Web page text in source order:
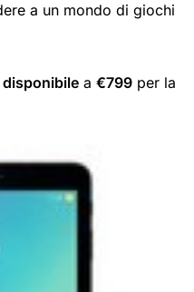
a un mondo di giochi
disponibile a €799 per la